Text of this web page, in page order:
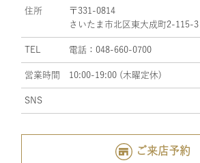
住所
〒331-0814
さいたま市北区東大成町2-115-
TEL 電話：048-660-0700
営業時間 10:00-19:00 (木曜定休)
SNS
ご来店予約